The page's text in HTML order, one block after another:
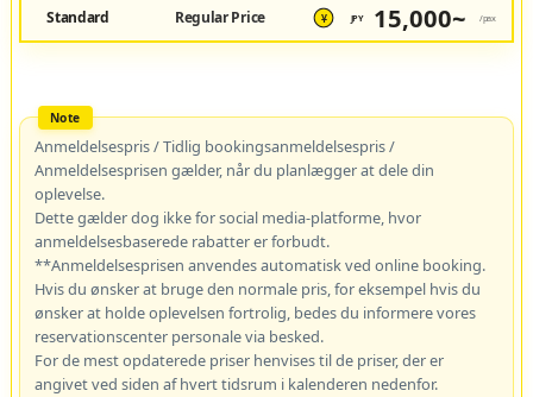
Standard Regular Price ¥ JPY 15,000~ /pax
Anmeldelsespris / Tidlig bookingsanmeldelsespris /
Anmeldelsesprisen gælder, når du planlægger at dele din
oplevelse.
Dette gælder dog ikke for social media-platforme, hvor
anmeldelsesbaserede rabatter er forbudt.
**Anmeldelsesprisen anvendes automatisk ved online booking.
Hvis du ønsker at bruge den normale pris, for eksempel hvis du
ønsker at holde oplevelsen fortrolig, bedes du informere vores
reservationscenter personale via besked.
For de mest opdaterede priser henvises til de priser, der er
angivet ved siden af hvert tidsrum i kalenderen nedenfor.